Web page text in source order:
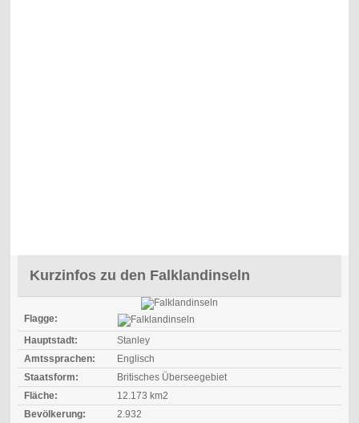
Kurzinfos zu den Falklandinseln
Flagge:
Hauptstadt:
Stanley
Amtssprachen:
Englisch
Staatsform:
Britisches Überseegebiet
Fläche:
12.173 km2
Bevölkerung:
2.932